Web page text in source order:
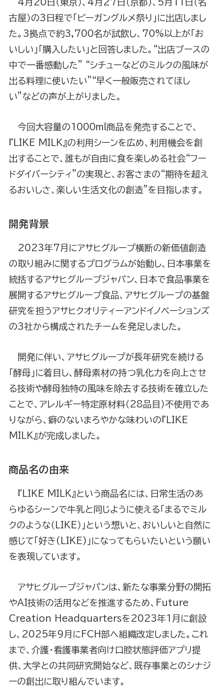
4月20日（東京）、4月27日（京都）、5月11日（名
古屋）の3日程で「ビーガングルメ祭り」に出店しまし
た。3拠点で約3,700名が試飲し、70%以上が「お
いしい」「購入したい」と回答しました。“出店ブースの
中で一番感動した” “シチューなどのミルクの風味が
出る料理に使いたい”“早く一般販売されてほし
い”などの声が上がりました。
今回大容量の1000ml商品を発売することで、
『LIKE MILK』の利用シーンを広め、利用機会を創
出することで、誰もが自由に食を楽しめる社会“フー
ドダイバーシティ”の実現と、お客さまの“期待を超え
るおいしさ、楽しい生活文化の創造”を目指します。
開発背景
2023年7月にアサヒグループ横断の新価値創造
の取り組みに関するプログラムが始動し、日本事業を
統括するアサヒグループジャパン、日本で食品事業を
展開するアサヒグループ食品、アサヒグループの基盤
研究を担うアサヒクオリティーアンドイノベーションズ
の3社から構成されたチームを発足しました。
開発に伴い、アサヒグループが長年研究を続ける
「酵母」に着目し、酵母素材の持つ乳化力を向上させ
る技術や酵母独特の風味を除去する技術を確立した
ことで、アレルギー特定原材料（28品目）不使用であ
りながら、癖のないまろやかな味わいの『LIKE
MILK』が完成しました。
商品名の由来
『LIKE MILK』という商品名には、日常生活のあ
らゆるシーンで牛乳と同じように使える「まるでミル
クのような（LIKE）」という想いと、おいしいと自然に
感じて｢好き(LIKE)｣になってもらいたいという願い
を表現しています。
アサヒグループジャパンは、新たな事業分野の開拓
やAI技術の活用などを推進するため、Future
Creation Headquartersを2023年1月に創設
し、2025年9月にFCH部へ組織改定しました。これ
まで、介護・看護事業者向け口腔状態評価アプリ提
供、大学との共同研究開始など、既存事業とのシナジ
ーの創出に取り組んでいます。